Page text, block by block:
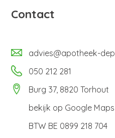
Contact
advies@apotheek-
050 212 281
Burg 37, 8820 Torhout
bekijk op Google Maps
BTW BE 0899 218 704